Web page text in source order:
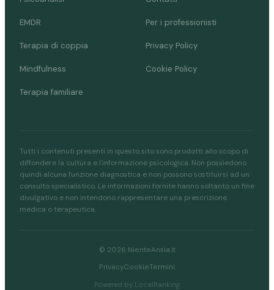
EMDR
Terapia di coppia
Mindfulness
Terapia familiare
Per i professionisti
Privacy Policy
Cookie Policy
Tutti i contenuti presenti in questo sito sono prodotti allo scopo di
diffondere la cultura e l'informazione psicologica. Non possiedono
quindi alcuna funzione diagnostica e non possono sostituirsi ad un
consulto specialistico. Le informazioni fornite hanno soltanto un fine
divulgativo e non intendono rappresentare una prescrizione
medica o terapeutica.
© 2026 NienteAnsia.it
PrivacyCookieTermini
Powered by LocalRanking